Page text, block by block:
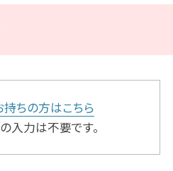
ちの方はこちら
入力は不要です。